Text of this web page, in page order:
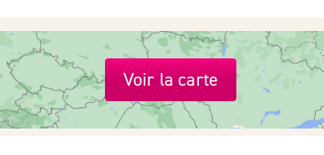
Voir la carte